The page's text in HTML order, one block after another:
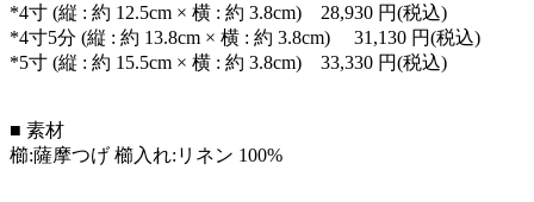
*4寸 (縦 : 約 12.5cm × 横 : 約 3.8cm) 28,930 円(税込)
*4寸5分 (縦 : 約 13.8cm × 横 : 約 3.8cm) 31,130 円(税込)
*5寸 (縦 : 約 15.5cm × 横 : 約 3.8cm) 33,330 円(税込)
■ 素材
櫛:薩摩つげ 櫛入れ:リネン 100%